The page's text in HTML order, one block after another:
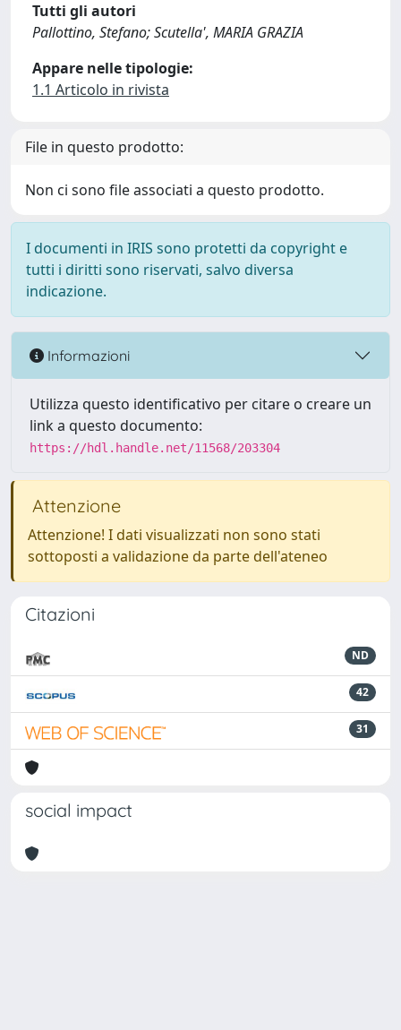
Tutti gli autori
Pallottino, Stefano; Scutella', MARIA GRAZIA
Appare nelle tipologie:
1.1 Articolo in rivista
File in questo prodotto:
Non ci sono file associati a questo prodotto.
I documenti in IRIS sono protetti da copyright e
tutti i diritti sono riservati, salvo diversa
indicazione.
Informazioni
Utilizza questo identificativo per citare o creare un
link a questo documento:
https://hdl.handle.net/11568/203304
Attenzione
Attenzione! I dati visualizzati non sono stati
sottoposti a validazione da parte dell'ateneo
Citazioni
ND
42
31
social impact